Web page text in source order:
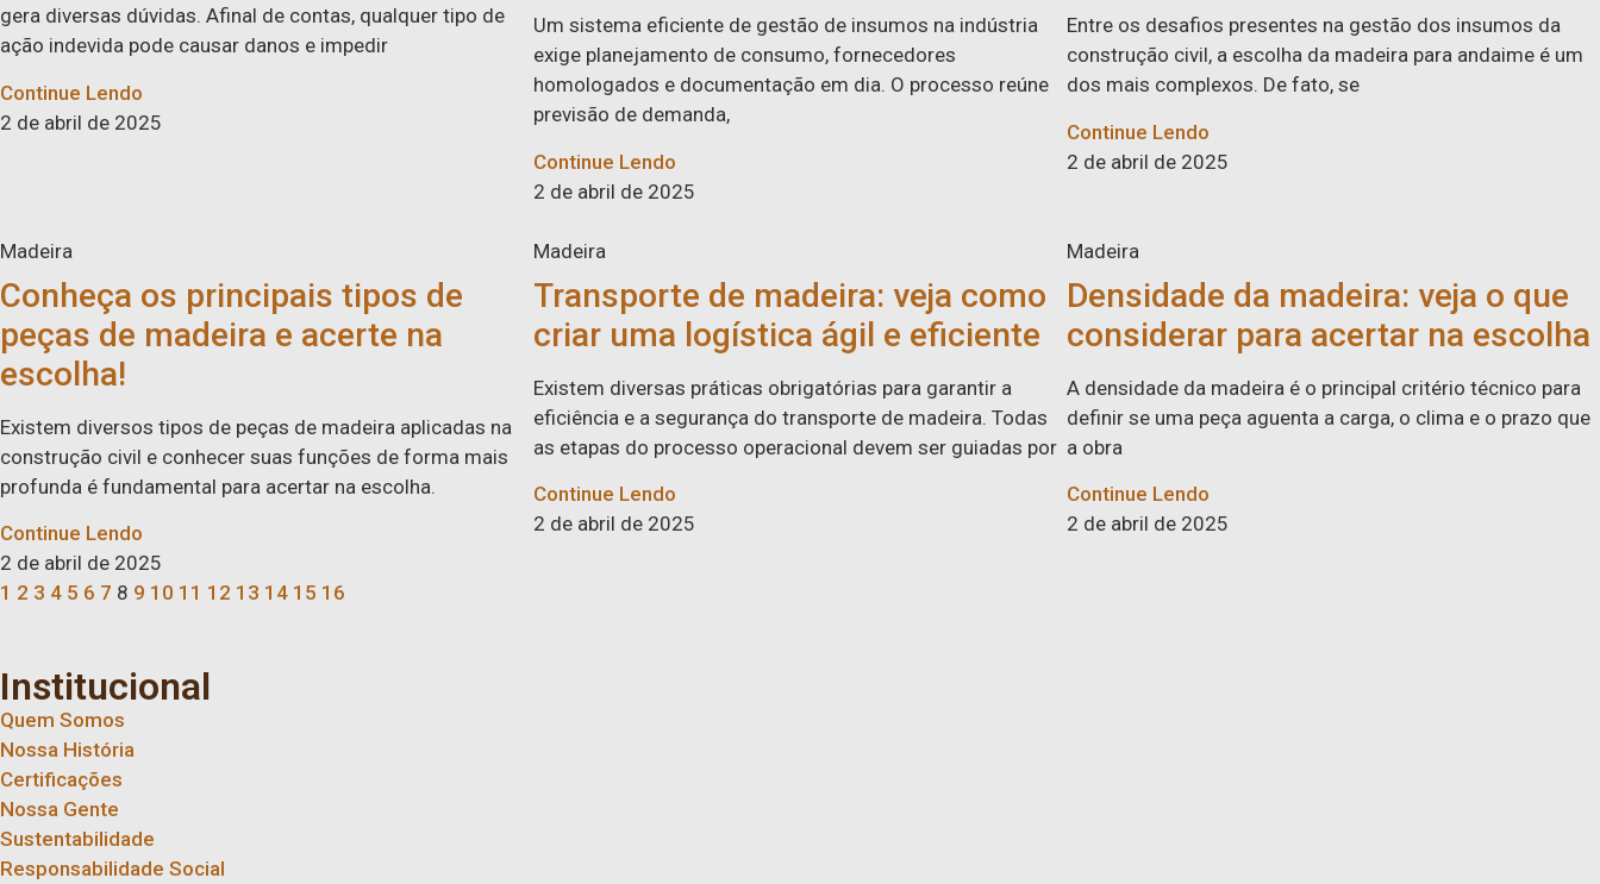
gera diversas dúvidas. Afinal de contas, qualquer tipo de
ação indevida pode causar danos e impedir
Continue Lendo
2 de abril de 2025
Um sistema eficiente de gestão de insumos na indústria
exige planejamento de consumo, fornecedores
homologados e documentação em dia. O processo reúne
previsão de demanda,
Continue Lendo
2 de abril de 2025
Entre os desafios presentes na gestão dos insumos da
construção civil, a escolha da madeira para andaime é um
dos mais complexos. De fato, se
Continue Lendo
2 de abril de 2025
Madeira
Conheça os principais tipos de
peças de madeira e acerte na
escolha!
Existem diversos tipos de peças de madeira aplicadas na
construção civil e conhecer suas funções de forma mais
profunda é fundamental para acertar na escolha.
Continue Lendo
2 de abril de 2025
Madeira
Transporte de madeira: veja como
criar uma logística ágil e eficiente
Existem diversas práticas obrigatórias para garantir a
eficiência e a segurança do transporte de madeira. Todas
as etapas do processo operacional devem ser guiadas por
Continue Lendo
2 de abril de 2025
Madeira
Densidade da madeira: veja o que
considerar para acertar na escolha
A densidade da madeira é o principal critério técnico para
definir se uma peça aguenta a carga, o clima e o prazo que
a obra
Continue Lendo
2 de abril de 2025
1 2 3 4 5 6 7 8 9 10 11 12 13 14 15 16
Institucional
Quem Somos
Nossa História
Certificações
Nossa Gente
Sustentabilidade
Responsabilidade Social